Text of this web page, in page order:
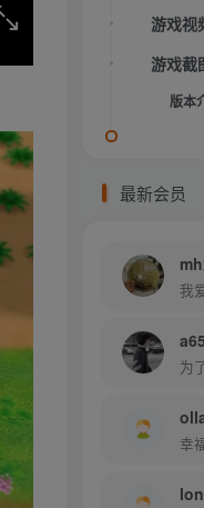
游戏视
游戏截
版本
最新会员
我